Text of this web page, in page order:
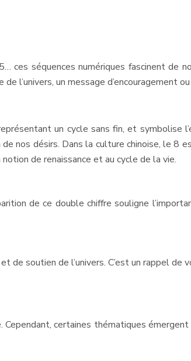
séquences numériques fascinent de
l’univers, un message d’encouragement ou
un cycle sans fin, et symbolise
nos désirs. Dans la culture chinoise, le 8
de renaissance et au cycle de la vie.
de ce double chiffre souligne
de soutien de l’univers. C’est un rappel
certaines thématiques